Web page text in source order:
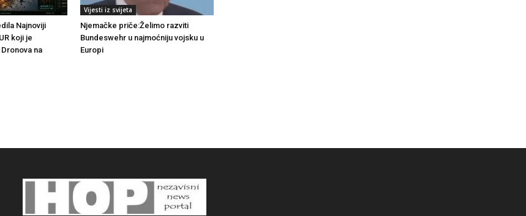
Najnoviji
koji je
na
Vijesti iz svijeta
Njemačke priče:Želimo razviti
Bundeswehr u najmoćniju vojsku u
Europi